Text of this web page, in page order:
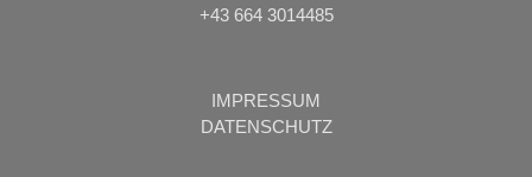
+43 664 3014485
IMPRESSUM
DATENSCHUTZ